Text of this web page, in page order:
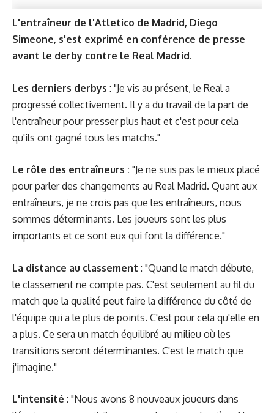
L'entraîneur de l'Atletico de Madrid, Diego
Simeone, s'est exprimé en conférence de presse
avant le derby contre le Real Madrid.
Les derniers derbys : "Je vis au présent, le Real a
progressé collectivement. Il y a du travail de la part de
l'entraîneur pour presser plus haut et c'est pour cela
qu'ils ont gagné tous les matchs."
Le rôle des entraîneurs : "Je ne suis pas le mieux placé
pour parler des changements au Real Madrid. Quant aux
entraîneurs, je ne crois pas que les entraîneurs, nous
sommes déterminants. Les joueurs sont les plus
importants et ce sont eux qui font la différence."
La distance au classement : "Quand le match débute,
le classement ne compte pas. C'est seulement au fil du
match que la qualité peut faire la différence du côté de
l'équipe qui a le plus de points. C'est pour cela qu'elle en
a plus. Ce sera un match équilibré au milieu où les
transitions seront déterminantes. C'est le match que
j'imagine."
L'intensité : "Nous avons 8 nouveaux joueurs dans